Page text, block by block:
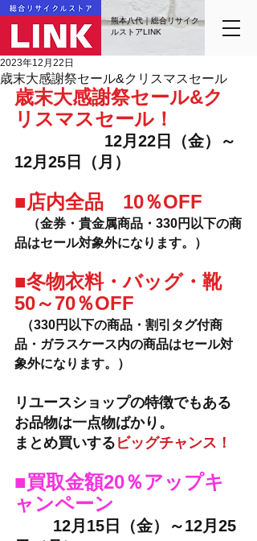
熊本八代｜総合リサイク
ルストアLINK
歳末大感謝祭セール&クリスマスセール
2023年12月22日
歳末大感謝祭セール&ク
リスマスセール！
12月22日（金）～
12月25日（月）
■店内全品　10％OFF
（金券・貴金属商品・330円以下の商
品はセール対象外になります。）
■冬物衣料・バッグ・靴
50～70％OFF
（330円以下の商品・割引タグ付商
品・ガラスケース内の商品はセール対
象外になります。）
リユースショップの特徴でもある
お品物は一点物ばかり。
まとめ買いする ビッグチャンス！
■買取金額20％アップキ
ャンペーン
12月15日（金）～12月25